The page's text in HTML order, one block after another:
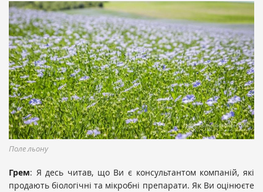
Поле льону
Грем: Я десь читав, що Ви є консультантом компаній, які
продають біологічні та мікробні препарати. Як Ви оцінюєте